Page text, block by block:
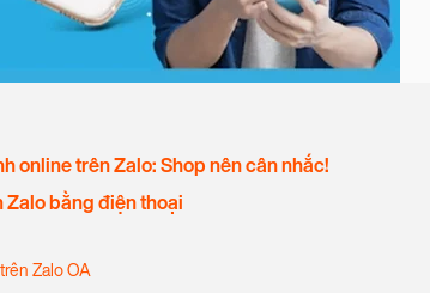
online trên Zalo: Shop nên cân nhắc!
Zalo bằng điện thoại
Zalo OA